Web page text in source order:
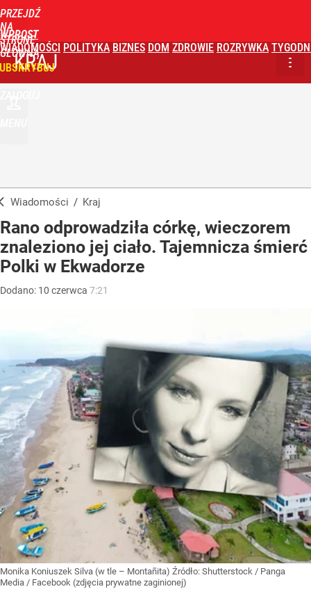
PRZEJDŹ
NA
STRONĘ
GŁÓWNĄ
WPROST
WIADOMOŚCI POLITYKA BIZNES DOM ZDROWIE ROZRYWKA
KRAJ
Wiadomości / Kraj
Rano odprowadziła córkę, wieczorem
znaleziono jej ciało. Tajemnicza śmierć
Polki w Ekwadorze
Dodano: 10 czerwca 7:21
Monika Koniuszek Silva (w tle – Montañita) Źródło: Shutterstock / Panga
Media / Facebook (zdjęcia prywatne zaginionej)